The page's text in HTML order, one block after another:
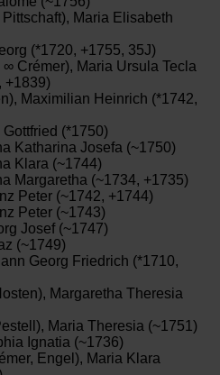
Maria Elisabeth
(*1720, +1755, 35J)
∞ Crémer), Maria Ursula Tecla
+1839)
Maximilian Heinrich (*1742,
Gottfried (*1750)
Katharina Josefa (~1750)
Klara (~1744)
Margaretha (~1734, +1735)
Peter (~1742, +1744)
Peter (~1743)
Josef (~1747)
(~1749)
Georg Friedrich (*1710,
Margaretha Theresia
Maria Theresia (~1751)
Ignatia (~1736)
Engel), Maria Klara